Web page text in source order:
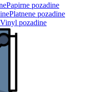
Papirne pozadine
Platnene pozadine
Vinyl pozadine